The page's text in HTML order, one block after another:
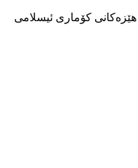
کۆماری ئیسلامی